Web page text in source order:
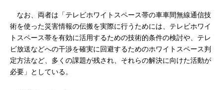
なお、両者は「テレビホワイトスペース帯の車車間無線通信技
術を使った災害情報の伝搬を実際に行うためには、テレビホワイ
トスペース帯を有効に活用するための技術的条件の検討や、テレ
ビ放送などへの干渉を確実に回避するためのホワイトスペース判
定方法など、多くの課題が残され、それらの解決に向けた活動が
必要」としている。